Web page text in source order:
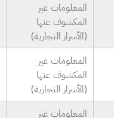
المعلومات غير
المكشوف عنها
(الأسرار التجارية)
المعلومات غير
المكشوف عنها
(الأسرار التجارية)
المعلومات غير